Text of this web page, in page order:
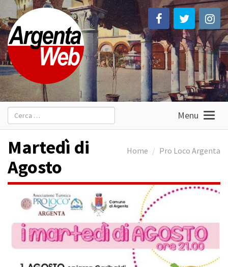
Ricerca
Menu
Home Pro Loco Argenta
Martedì di
Agosto